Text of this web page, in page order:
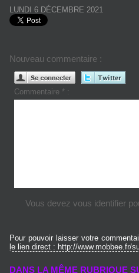
LUNDI 6 DÉCEMBRE 2021
Nouveau commentaire :
Commentaire * :
Vous devez vous identifier
Pour pouvoir laisser votre
le lien direct : http://www.mobbee.fr/
DANS LA MÊME RUBRIQUE